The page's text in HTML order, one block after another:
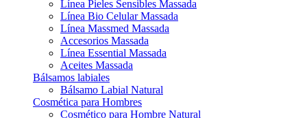
Línea Pieles Sensibles Massada
Línea Bio Celular Massada
Línea Massmed Massada
Accesorios Massada
Línea Essential Massada
Aceites Massada
Bálsamos labiales
Bálsamo Labial Natural
Cosmética para Hombres
Cosmético para Hombre Natural